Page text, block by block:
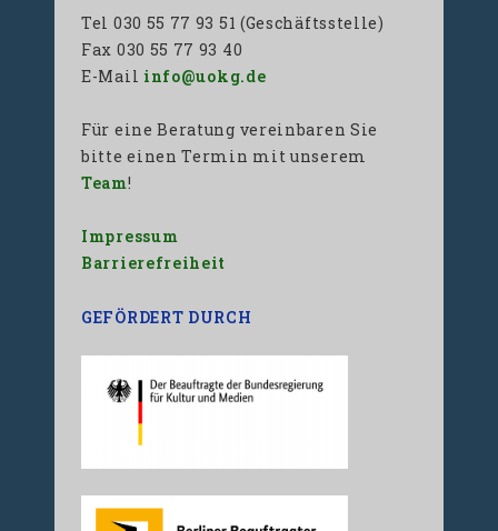
Tel 030 55 77 93 51 (Geschäftsstelle)
Fax 030 55 77 93 40
E-Mail info@uokg.de
Für eine Beratung vereinbaren Sie
bitte einen Termin mit unserem
Team!
Impressum
Barrierefreiheit
GEFÖRDERT DURCH